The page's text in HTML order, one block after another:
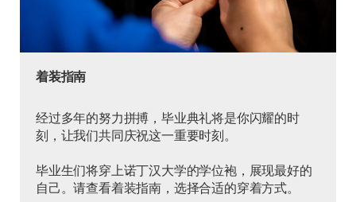
着装指南
经过多年的努力拼搏，毕业典礼将是你闪耀的时
刻，让我们共同庆祝这一重要时刻。
毕业生们将穿上诺丁汉大学的学位袍，展现最好的
自己。请查看着装指南，选择合适的穿着方式。